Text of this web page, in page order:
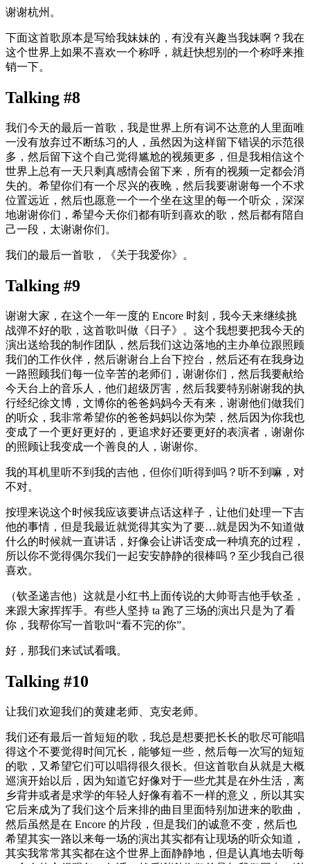
谢谢杭州。
下面这首歌原本是写给我妹妹的，有没有兴趣当我妹啊？我在
这个世界上如果不喜欢一个称呼，就赶快想别的一个称呼来推
销一下。
Talking #8
我们今天的最后一首歌，我是世界上所有词不达意的人里面唯
一没有放弃过不断练习的人，虽然因为这样留下错误的示范很
多，然后留下这个自己觉得尴尬的视频更多，但是我相信这个
世界上总有一天只剩真感情会留下来，所有的视频一定都会消
失的。希望你们有一个尽兴的夜晚，然后我要谢谢每一个不求
位置远近，然后也愿意一个一个坐在这里的每一个听众，深深
地谢谢你们，希望今天你们都有听到喜欢的歌，然后都有陪自
己一段，太谢谢你们。
我们的最后一首歌，《关于我爱你》。
Talking #9
谢谢大家，在这个一年一度的 Encore 时刻，我今天来继续挑
战弹不好的歌，这首歌叫做《日子》。这个我想要把我今天的
演出送给我的制作团队，然后我们这边落地的主办单位跟照顾
我们的工作伙伴，然后谢谢台上台下控台，然后还有在我身边
一路照顾我们每一位辛苦的老师们，谢谢你们，然后我要献给
今天台上的音乐人，他们超级厉害，然后我要特别谢谢我的执
行经纪徐文博，文博你的爸爸妈妈今天有来，谢谢他们做我们
的听众，我非常希望你的爸爸妈妈以你为荣，然后因为你我也
变成了一个更好更好的，更追求好还要更好的表演者，谢谢你
的照顾让我变成一个善良的人，谢谢你。
我的耳机里听不到我的吉他，但你们听得到吗？听不到嘛，对
不对。
按理来说这个时候我应该要讲点话这样子，让他们处理一下吉
他的事情，但是我最近就觉得其实为了要…就是因为不知道做
什么的时候就一直讲话，好像会让讲话变成一种填充的过程，
所以你不觉得偶尔我们一起安安静静的很棒吗？至少我自己很
喜欢。
（钦圣递吉他）这就是小红书上面传说的大帅哥吉他手钦圣，
来跟大家挥挥手。有些人坚持 ta 跑了三场的演出只是为了看
你，我帮你写一首歌叫“看不完的你”。
好，那我们来试试看哦。
Talking #10
让我们欢迎我们的黄建老师、克安老师。
我们还有最后一首短短的歌，我总是想要把长长的歌尽可能唱
得这个不要觉得时间冗长，能够短一些，然后每一次写的短短
的歌，又希望它们可以唱得很久很长。但这首歌自从就是大概
巡演开始以后，因为知道它好像对于一些尤其是在外生活，离
乡背井或者是求学的年轻人好像有着不一样的意义，所以其实
它后来成为了我们这个后来排的曲目里面特别加进来的歌曲，
然后虽然是在 Encore 的片段，但是我们的诚意不变，然后也
希望其实一路以来每一场的演出其实都有让现场的听众知道，
其实我常常其实都在这个世界上面静静地，但是认真地去听每